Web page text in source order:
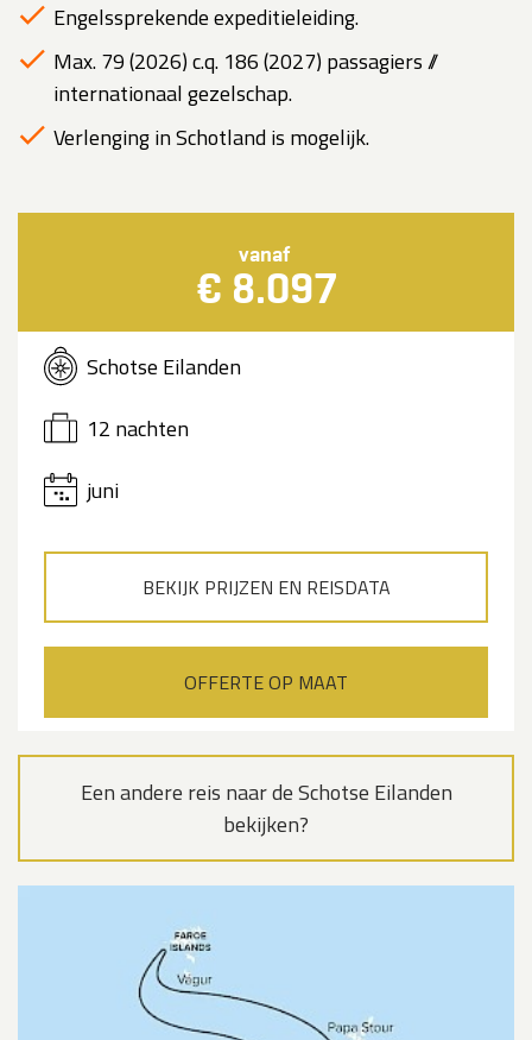
Engelssprekende expeditieleiding.
Max. 79 (2026) c.q. 186 (2027) passagiers //
internationaal gezelschap.
Verlenging in Schotland is mogelijk.
vanaf
€ 8.097
Schotse Eilanden
12 nachten
juni
BEKIJK PRIJZEN EN REISDATA
OFFERTE OP MAAT
Een andere reis naar de Schotse Eilanden
bekijken?